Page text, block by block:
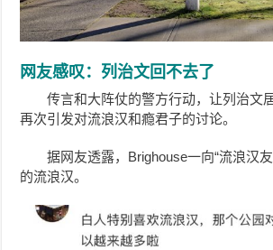
网友感叹：列治文回不去了
传言和大阵仗的警方行动，让列治文
再次引发对流浪汉和瘾君子的讨论。
据网友透露，Brighouse一向“流浪汉
的流浪汉。